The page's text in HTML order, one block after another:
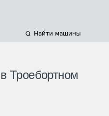
Найти машины
Троебортном